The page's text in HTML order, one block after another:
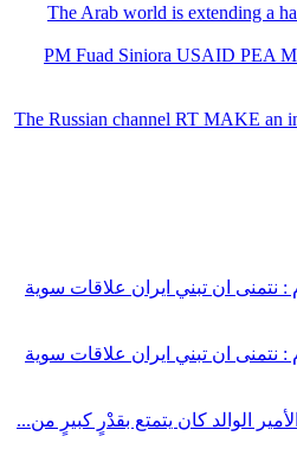
The Arab world is extending a
PM Fuad Siniora USAID PEA
The Russian channel RT MAKE an
: نتمنى ان تبني ايران علاقات سوية
: نتمنى ان تبني ايران علاقات سوية
الوالد كان يتمتع بقدْرٍ كبيرٍ من...